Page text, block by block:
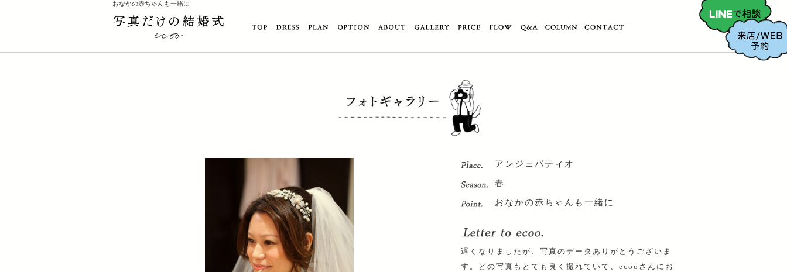
おなかの赤ちゃんも一緒に
アンジェパティオ
春
おなかの赤ちゃんも一緒に
遅くなりましたが、写真のデータありがとうございま
す。どの写真もとても良く撮れていて、ecooさんにお